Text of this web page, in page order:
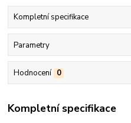
Kompletní specifikace
Parametry
Hodnocení 0
Kompletní specifikace